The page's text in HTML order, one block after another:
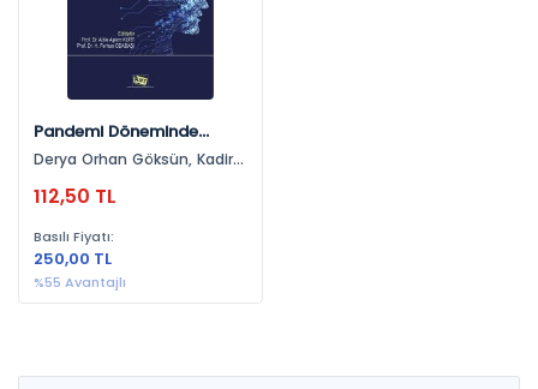
Pandemi Döneminde
Sınanan Dijital
Vatandaşlık
Derya Orhan Göksün, Kadir
Telli, Özge Mısırlı, Mesut
Leymun, Ezgi Doğan, Cem
Cuhadar
112,50 TL
Basılı Fiyatı:
250,00 TL
%55 Avantajlı